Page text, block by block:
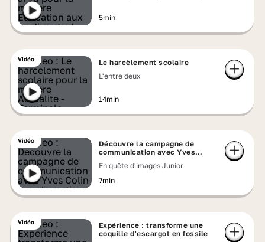
5min
Vidéo
Le harcèlement scolaire
L'entre deux
14min
Vidéo
Découvre la campagne de
communication avec Yves
En quête d'images Junior
7min
Vidéo
Expérience : transforme une
coquille d'escargot en fossile